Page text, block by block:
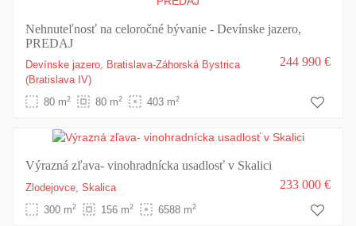
Nehnuteľnosť na celoročné bývanie - Devínske jazero,
PREDAJ
Devínske jazero,
Bratislava-Záhorská Bystrica
(Bratislava IV)
80 m2 80 m2 403 m2
244 990 €
Výrazná zľava- vinohradnícka usadlosť v Skalici
Zlodejovce, Skalica
300 m2 156 m2 6588 m2
233 000 €